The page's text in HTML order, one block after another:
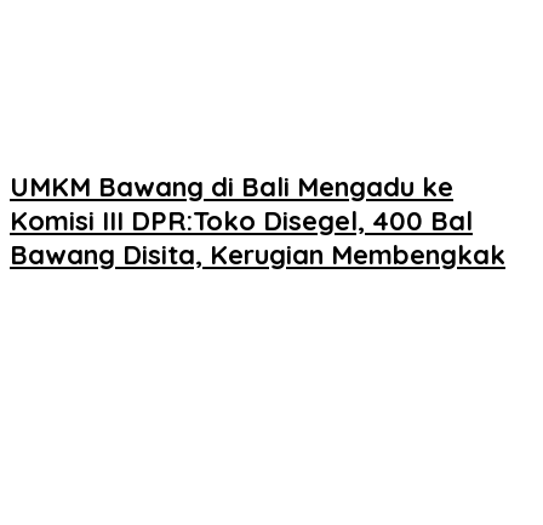
UMKM Bawang di Bali Mengadu ke
Komisi III DPR:Toko Disegel, 400 Bal
Bawang Disita, Kerugian Membengkak